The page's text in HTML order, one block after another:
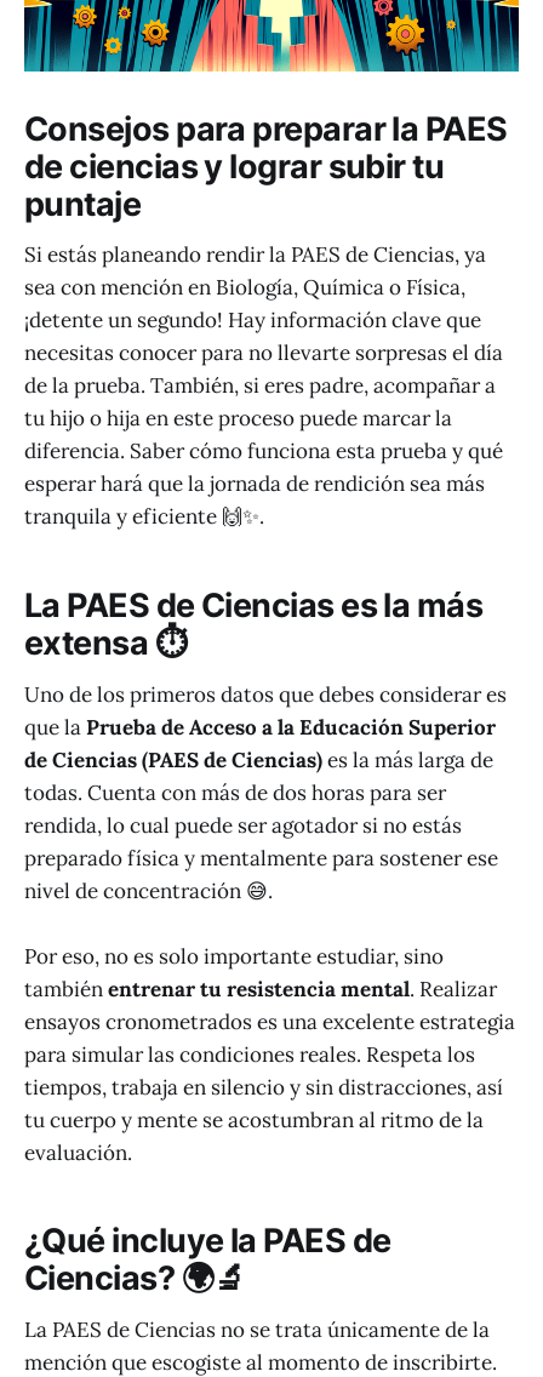
Consejos para preparar la PAES
de ciencias y lograr subir tu
puntaje
Si estás planeando rendir la PAES de Ciencias, ya
sea con mención en Biología, Química o Física,
¡detente un segundo! Hay información clave que
necesitas conocer para no llevarte sorpresas el día
de la prueba. También, si eres padre, acompañar a
tu hijo o hija en este proceso puede marcar la
diferencia. Saber cómo funciona esta prueba y qué
esperar hará que la jornada de rendición sea más
tranquila y eficiente 🙌✨.
La PAES de Ciencias es la más
extensa ⏱️
Uno de los primeros datos que debes considerar es
que laPrueba de Acceso a la Educación Superior
de Ciencias (PAES de Ciencias)es la más larga de
todas. Cuenta con más de dos horas para ser
rendida, lo cual puede ser agotador si no estás
preparado física y mentalmente para sostener ese
nivel de concentración 😅.
Por eso, no es solo importante estudiar, sino
tambiénentrenar tu resistencia mental. Realizar
ensayos cronometrados es una excelente estrategia
para simular las condiciones reales. Respeta los
tiempos, trabaja en silencio y sin distracciones, así
tu cuerpo y mente se acostumbran al ritmo de la
evaluación.
¿Qué incluye la PAES de
Ciencias? 🌍🔬
La PAES de Ciencias no se trata únicamente de la
mención que escogiste al momento de inscribirte.